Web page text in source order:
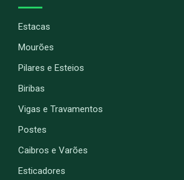
Estacas
Mourões
Pilares e Esteios
Biribas
Vigas e Travamentos
Postes
Caibros e Varões
Esticadores